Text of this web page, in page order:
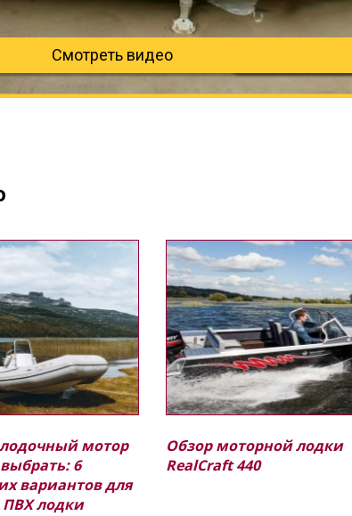
Смотреть видео
мотор
6
вариантов для
лодки
Обзор моторной лодки
RealCraft 440